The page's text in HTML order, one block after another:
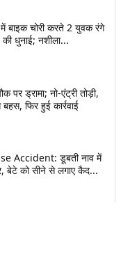
बाइक चोरी करते 2 युवक रंगे
की धुनाई; नशीला...
ड्रामा; नो-एंट्री तोड़ी,
फिर हुई कार्रवाई
Accident: डूबती नाव में
बेटे को सीने से लगाए कैद...